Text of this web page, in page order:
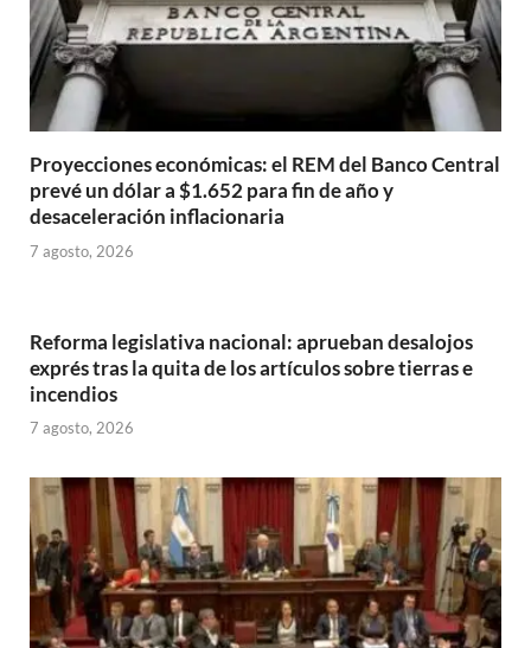
Proyecciones económicas: el REM del Banco Central
prevé un dólar a $1.652 para fin de año y
desaceleración inflacionaria
7 agosto, 2026
Reforma legislativa nacional: aprueban desalojos
exprés tras la quita de los artículos sobre tierras e
incendios
7 agosto, 2026